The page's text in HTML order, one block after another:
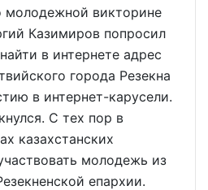
молодежной викторине
Казимиров попросил
в интернете адрес
города Резекна
в интернет-карусели.
С тех пор в
казахстанских
молодежь из
епархии.